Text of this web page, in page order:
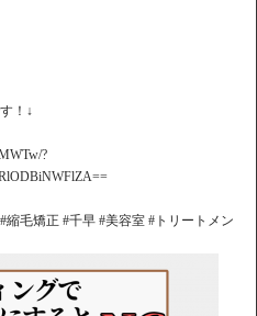
！↓
?
毛矯正 #千早 #美容室 #トリートメン